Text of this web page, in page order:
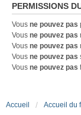
PERMISSIONS
Vous ne pouvez pas
Vous ne pouvez pas
Vous ne pouvez pas
Vous ne pouvez pas
Vous ne pouvez pas
Accueil Accueil du